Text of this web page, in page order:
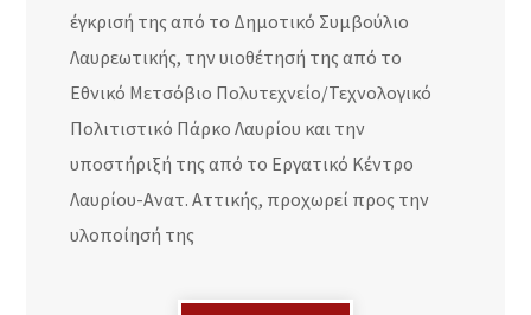
έγκρισή της από το Δημοτικό Συμβούλιο
Λαυρεωτικής, την υιοθέτησή της από το
Εθνικό Μετσόβιο Πολυτεχνείο/Τεχνολογικό
Πολιτιστικό Πάρκο Λαυρίου και την
υποστήριξή της από το Εργατικό Κέντρο
Λαυρίου-Ανατ. Αττικής, προχωρεί προς την
υλοποίησή της